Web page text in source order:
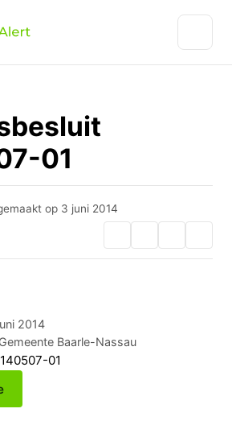
01
op 3 juni 2014
2014
Gemeente Baarle-Nassau
01